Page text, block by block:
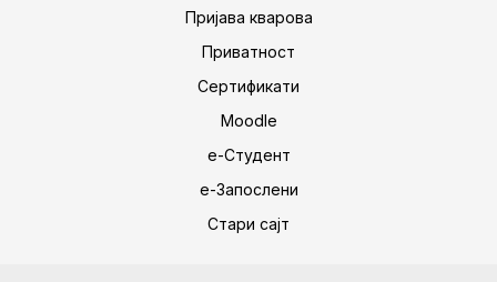
Пријава кварова
Приватност
Сертификати
Moodle
е-Студент
е-Запослени
Стари сајт